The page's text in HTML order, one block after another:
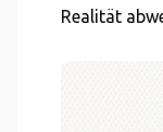
Realität